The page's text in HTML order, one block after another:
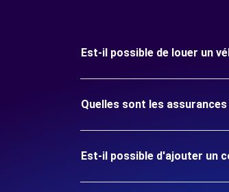
Est-il possible de louer un
Quelles sont les
Est-il possible d'ajouter un